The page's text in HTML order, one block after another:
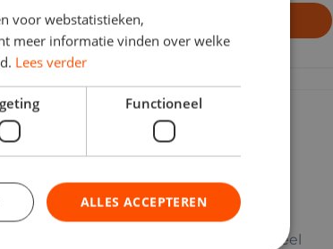
Bekijk
cursussen en groei door als professioneel
voor webstatistieken,
meer informatie vinden over welke
Lees verder
Functioneel
ALLES ACCEPTEREN